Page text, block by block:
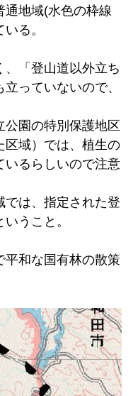
通地域(水色の枠線
る。
「登山道以外立ち
っていないので、
園の特別保護地区
区域）では、植生の
いるらしいので注意
では、指定された登
うこと。
平和な国有林の散策